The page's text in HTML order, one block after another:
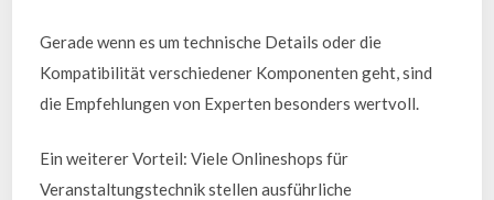
Gerade wenn es um technische Details oder die
Kompatibilität verschiedener Komponenten geht, sind
die Empfehlungen von Experten besonders wertvoll.
Ein weiterer Vorteil: Viele Onlineshops für
Veranstaltungstechnik stellen ausführliche